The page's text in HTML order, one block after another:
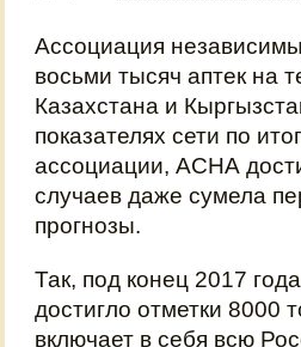
Ассоциация
восьми тысяч аптек на
Казахстана и
показателях сети по
ассоциации, АСНА
случаев даже сумела
прогнозы.
Так, под конец 2017
достигло отметки 8000
включает в себя всю